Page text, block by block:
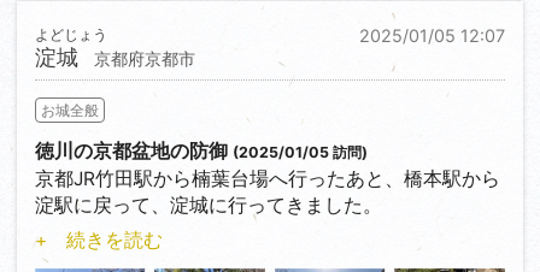
たのでなかなか貴重なものだと思います。多聞櫓台も
結構綺麗に見えました。
また北西の隅櫓台石垣の上には標柱が立っていまし
た。石垣は荒々しい野面積みでしょうか？
でもやっぱり写真が撮りにくいのでもしよかったら水
堀越しに写真が撮れるところを設けて欲しいのと、も
しすでにあるのならば、その案内板などを設けて欲し
かったです。淀城の水堀越しの写真は皆様の投稿も見
ながら、楽しみたいと思います…
2025/01/05 12:07
淀城
よどじょう
京都府京都市
お城全般
徳川の京都盆地の防御 (2025/01/05 訪問)
京都JR竹田駅から楠葉台場へ行ったあと、橋本駅から
淀駅に戻って、淀城に行ってきました。
淀城は伏見城の廃城後、徳川秀忠が家臣の松平定綱に
築かせ、定綱の美濃国への移封後に永井尚政が改修
+ 続きを読む